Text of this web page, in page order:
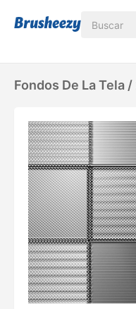
Fondos De La Tela /